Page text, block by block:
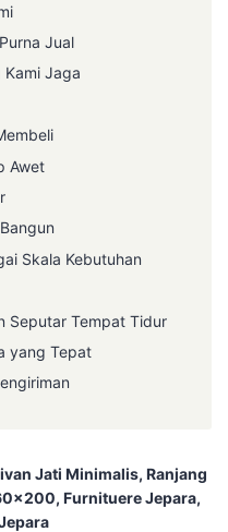
Jual
Kami Jaga
Awet
Skala Kebutuhan
Seputar Tempat Tidur
yang Tepat
Jati Minimalis, Ranjang
Furnituere Jepara,